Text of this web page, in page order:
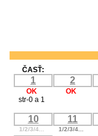
ČASŤ:
1 2
OK
OK
str-0 a 1
10 11
1/2/3/4... 1/2/3/4...